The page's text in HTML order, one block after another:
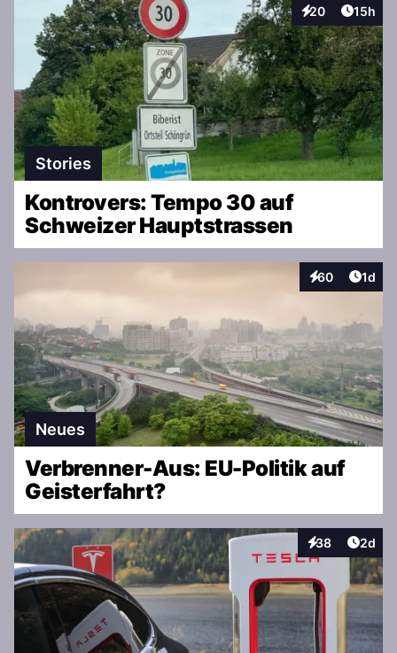
20
Interaktionen
Artikel
15h
Stories
Kontrovers: Tempo 30 auf
Schweizer Hauptstrassen
60
Interaktionen
1d
Neues
Verbrenner-Aus: EU-Politik auf
Geisterfahrt?
38
Interaktionen
2d